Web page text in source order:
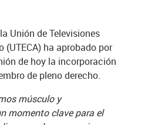
Unión de Televisiones
(UTECA) ha aprobado por
de hoy la incorporación
de pleno derecho.
músculo y
momento clave para el